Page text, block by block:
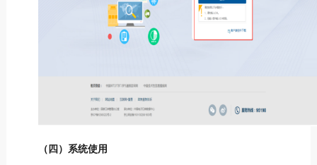
（四）系统使用